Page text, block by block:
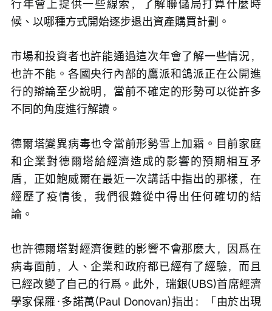
行年會上提供一些線索，了解聯儲局打算什麼時
候、以哪種方式開始逐步退出資產購買計劃。
市場和投資者也許能通過這次年會了解一些情況，
也許不能。各國央行內部的鷹派和鴿派正在公開進
行的辯論至少說明，當前不確定的形勢可以從許多
不同的角度進行解讀。
德爾塔變異病毒也令當前形勢雪上加霜。目前家庭
和企業對德爾塔給經濟造成的影響的預期相互矛
盾，正如鮑威爾在最近一次講話中指出的那樣，在
經歷了疫情後，我們很難從中得出任何確切的結
論。
也許德爾塔對經濟復甦的影響不會那麼大，因爲在
病毒面前，人、企業和政府都已經有了經驗，而且
已經改變了自己的行爲。此外，瑞銀(UBS)首席經濟
學家保羅·多諾萬(Paul Donovan)指出：「由於出現